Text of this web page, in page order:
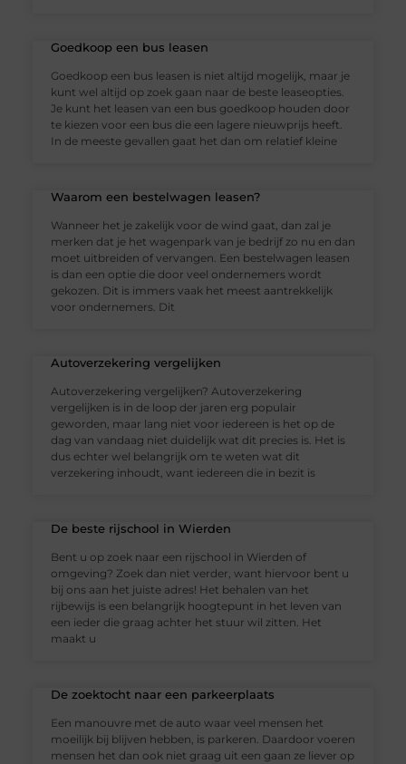
Goedkoop een bus leasen
Goedkoop een bus leasen is niet altijd mogelijk, maar je
kunt wel altijd op zoek gaan naar de beste leaseopties.
Je kunt het leasen van een bus goedkoop houden door
te kiezen voor een bus die een lagere nieuwprijs heeft.
In de meeste gevallen gaat het dan om relatief kleine
Waarom een bestelwagen leasen?
Wanneer het je zakelijk voor de wind gaat, dan zal je
merken dat je het wagenpark van je bedrijf zo nu en dan
moet uitbreiden of vervangen. Een bestelwagen leasen
is dan een optie die door veel ondernemers wordt
gekozen. Dit is immers vaak het meest aantrekkelijk
voor ondernemers. Dit
Autoverzekering vergelijken
Autoverzekering vergelijken? Autoverzekering
vergelijken is in de loop der jaren erg populair
geworden, maar lang niet voor iedereen is het op de
dag van vandaag niet duidelijk wat dit precies is. Het is
dus echter wel belangrijk om te weten wat dit
verzekering inhoudt, want iedereen die in bezit is
De beste rijschool in Wierden
Bent u op zoek naar een rijschool in Wierden of
omgeving? Zoek dan niet verder, want hiervoor bent u
bij ons aan het juiste adres! Het behalen van het
rijbewijs is een belangrijk hoogtepunt in het leven van
een ieder die graag achter het stuur wil zitten. Het
maakt u
De zoektocht naar een parkeerplaats
Een manouvre met de auto waar veel mensen het
moeilijk bij blijven hebben, is parkeren. Daardoor voeren
mensen het dan ook niet graag uit een gaan ze liever op